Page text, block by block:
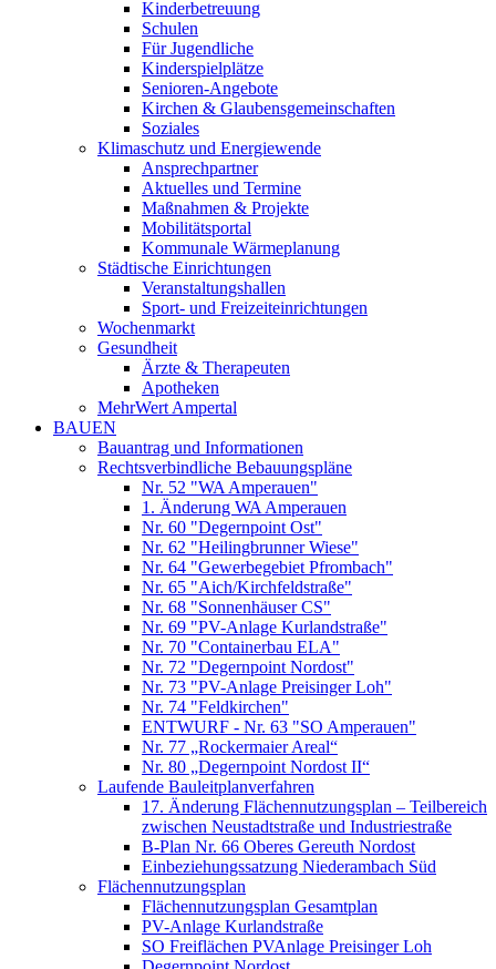
Kinderbetreuung
Schulen
Für Jugendliche
Kinderspielplätze
Senioren-Angebote
Kirchen & Glaubensgemeinschaften
Soziales
Klimaschutz und Energiewende
Ansprechpartner
Aktuelles und Termine
Maßnahmen & Projekte
Mobilitätsportal
Kommunale Wärmeplanung
Städtische Einrichtungen
Veranstaltungshallen
Sport- und Freizeiteinrichtungen
Wochenmarkt
Gesundheit
Ärzte & Therapeuten
Apotheken
MehrWert Ampertal
BAUEN
Bauantrag und Informationen
Rechtsverbindliche Bebauungspläne
Nr. 52 "WA Amperauen"
1. Änderung WA Amperauen
Nr. 60 "Degernpoint Ost"
Nr. 62 "Heilingbrunner Wiese"
Nr. 64 "Gewerbegebiet Pfrombach"
Nr. 65 "Aich/Kirchfeldstraße"
Nr. 68 "Sonnenhäuser CS"
Nr. 69 "PV-Anlage Kurlandstraße"
Nr. 70 "Containerbau ELA"
Nr. 72 "Degernpoint Nordost"
Nr. 73 "PV-Anlage Preisinger Loh"
Nr. 74 "Feldkirchen"
ENTWURF - Nr. 63 "SO Amperauen"
Nr. 77 „Rockermaier Areal“
Nr. 80 „Degernpoint Nordost II“
Laufende Bauleitplanverfahren
17. Änderung Flächennutzungsplan – Teilbereich
zwischen Neustadtstraße und Industriestraße
B-Plan Nr. 66 Oberes Gereuth Nordost
Einbeziehungssatzung Niederambach Süd
Flächennutzungsplan
Flächennutzungsplan Gesamtplan
PV-Anlage Kurlandstraße
SO Freiflächen PV­Anlage Preisinger Loh